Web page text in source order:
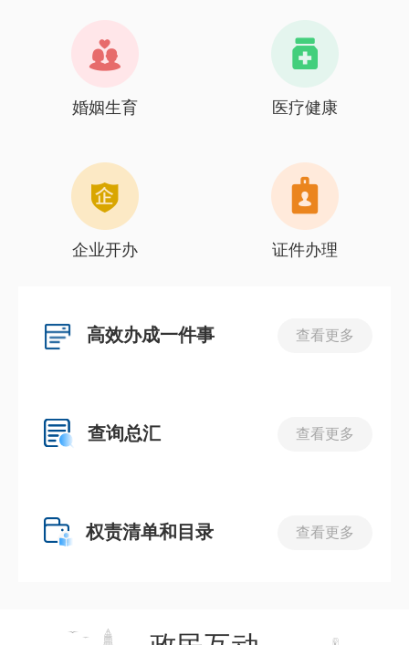
婚姻生育 医疗健康
企业开办 证件办理
高效办成一件事 查看更多
查询总汇 查看更多
权责清单和目录 查看更多